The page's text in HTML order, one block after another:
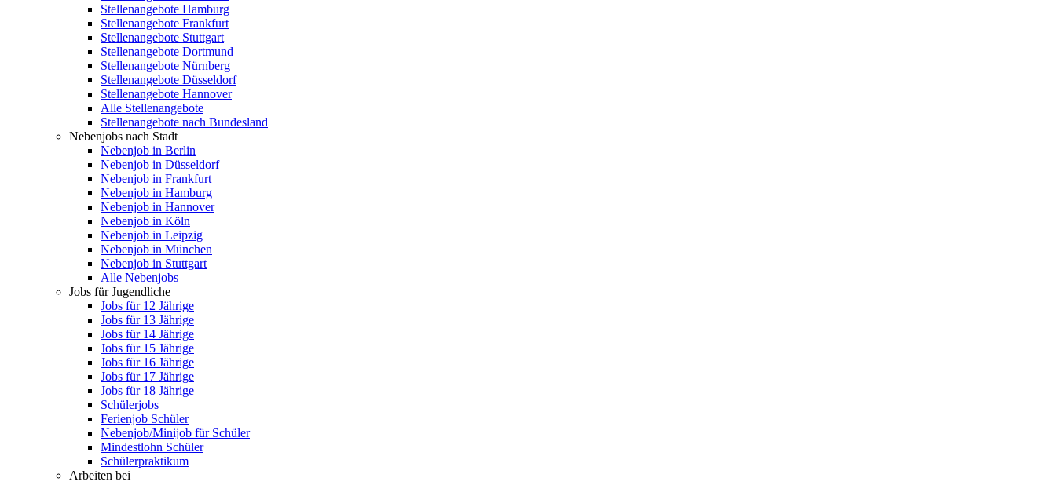
Stellenangebote Hamburg
Stellenangebote Frankfurt
Stellenangebote Stuttgart
Stellenangebote Dortmund
Stellenangebote Nürnberg
Stellenangebote Düsseldorf
Stellenangebote Hannover
Alle Stellenangebote
Stellenangebote nach Bundesland
Nebenjobs nach Stadt
Nebenjob in Berlin
Nebenjob in Düsseldorf
Nebenjob in Frankfurt
Nebenjob in Hamburg
Nebenjob in Hannover
Nebenjob in Köln
Nebenjob in Leipzig
Nebenjob in München
Nebenjob in Stuttgart
Alle Nebenjobs
Jobs für Jugendliche
Jobs für 12 Jährige
Jobs für 13 Jährige
Jobs für 14 Jährige
Jobs für 15 Jährige
Jobs für 16 Jährige
Jobs für 17 Jährige
Jobs für 18 Jährige
Schülerjobs
Ferienjob Schüler
Nebenjob/Minijob für Schüler
Mindestlohn Schüler
Schülerpraktikum
Arbeiten bei